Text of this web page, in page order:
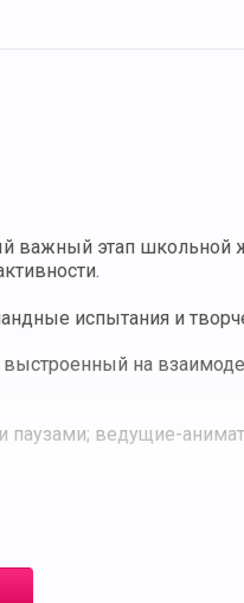
важный этап школьной
испытания и
на
паузами; ведущие-
переход в среднюю